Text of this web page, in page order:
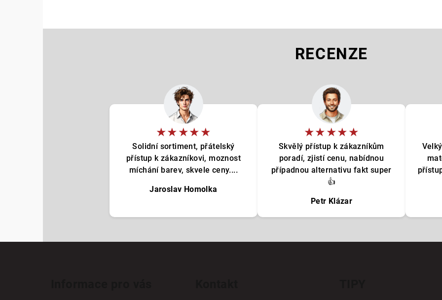
p
k
y
v
i
u
RECENZE
★★★★★
Solidní sortiment, přátelský
přístup k zákazníkovi, moznost
míchání barev, skvele ceny....
Jaroslav Homolka
★★★★★
Skvělý přístup k zákazníkům
poradí, zjistí cenu, nabídnou
případnou alternativu fakt super
👍
Petr Klázar